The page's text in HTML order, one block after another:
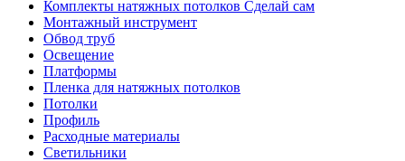
Комплекты натяжных потолков Сделай сам
Монтажный инструмент
Обвод труб
Освещение
Платформы
Пленка для натяжных потолков
Потолки
Профиль
Расходные материалы
Светильники